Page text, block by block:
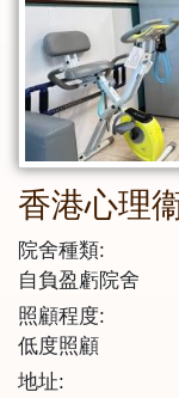
香港心理
院舍種類:
自負盈虧院舍
照顧程度:
低度照顧
地址: